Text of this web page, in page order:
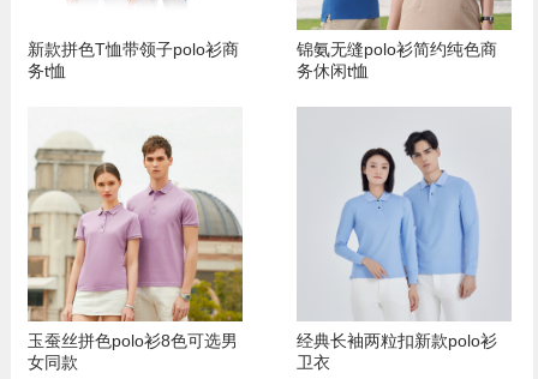
新款拼色T恤带领子polo衫商
务t恤
玉蚕丝拼色polo衫8色可选男
女同款
锦氨无缝polo衫简约纯色商
务休闲t恤
经典长袖两粒扣新款polo衫
卫衣